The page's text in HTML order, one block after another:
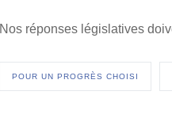
Nos réponses législatives
POUR UN PROGRÈS CHOISI